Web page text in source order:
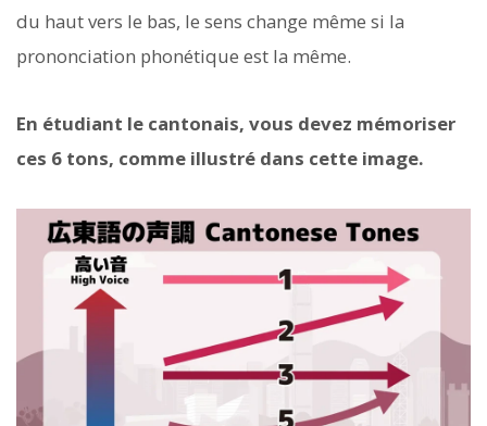
du haut vers le bas, le sens change même si la
prononciation phonétique est la même.
En étudiant le cantonais, vous devez mémoriser
ces 6 tons, comme illustré dans cette image.